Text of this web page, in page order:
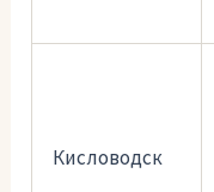
Кисловодск